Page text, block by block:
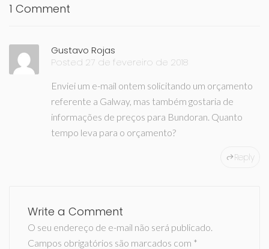
1 Comment
Gustavo Rojas
Posted 27 de fevereiro de 2018
Enviei um e-mail ontem solicitando um orçamento
referente a Galway, mas também gostaria de
informações de preços para Bundoran. Quanto
tempo leva para o orçamento?
Reply
Write a Comment
O seu endereço de e-mail não será publicado.
Campos obrigatórios são marcados com *